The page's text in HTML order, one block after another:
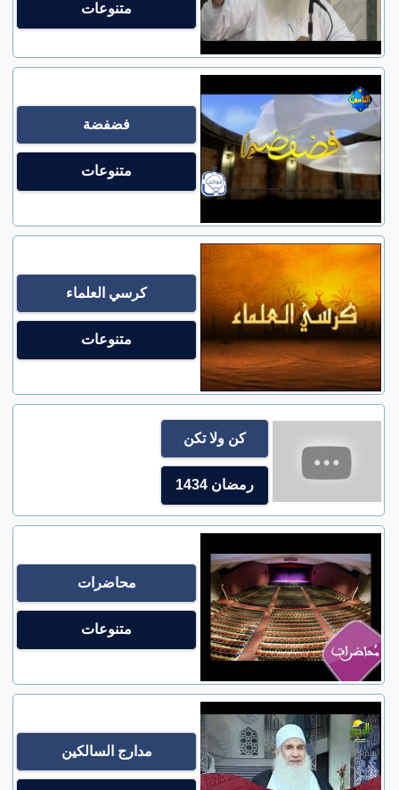
متنوعات
فضفضة
متنوعات
كرسي العلماء
متنوعات
كن ولا تكن
رمضان 1434
محاضرات
متنوعات
مدارج السالكين